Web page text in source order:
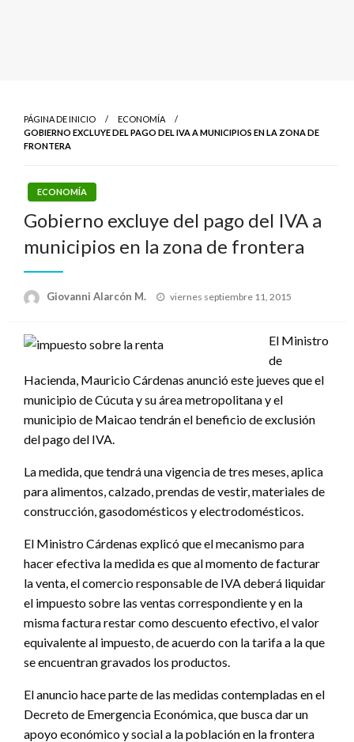
PÁGINA DE INICIO
ECONOMÍA
GOBIERNO EXCLUYE DEL PAGO DEL IVA A MUNICIPIOS EN LA ZONA DE
FRONTERA
ECONOMÍA
Gobierno excluye del pago del IVA a
municipios en la zona de frontera
Giovanni Alarcón M.
Publicado
viernes septiembre 11, 2015
El Ministro
de
Hacienda, Mauricio Cárdenas anunció este jueves que el
municipio de Cúcuta y su área metropolitana y el
municipio de Maicao tendrán el beneficio de exclusión
del pago del IVA.
La medida, que tendrá una vigencia de tres meses, aplica
para alimentos, calzado, prendas de vestir, materiales de
construcción, gasodomésticos y electrodomésticos.
El Ministro Cárdenas explicó que el mecanismo para
hacer efectiva la medida es que al momento de facturar
la venta, el comercio responsable de IVA deberá liquidar
el impuesto sobre las ventas correspondiente y en la
misma factura restar como descuento efectivo, el valor
equivalente al impuesto, de acuerdo con la tarifa a la que
se encuentran gravados los productos.
El anuncio hace parte de las medidas contempladas en el
Decreto de Emergencia Económica, que busca dar un
apoyo económico y social a la población en la frontera